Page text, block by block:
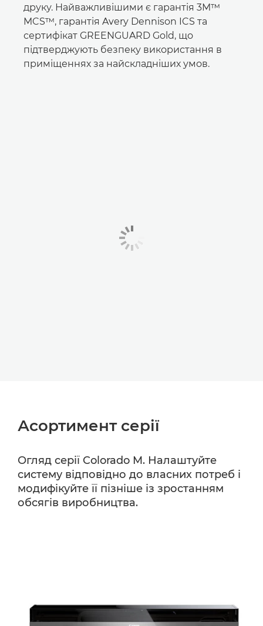
друку. Найважливішими є гарантія 3M™
MCS™, гарантія Avery Dennison ICS та
сертифікат GREENGUARD Gold, що
підтверджують безпеку використання в
приміщеннях за найскладніших умов.
Асортимент серії
Огляд серії Colorado M. Налаштуйте
систему відповідно до власних потреб і
модифікуйте її пізніше із зростанням
обсягів виробництва.